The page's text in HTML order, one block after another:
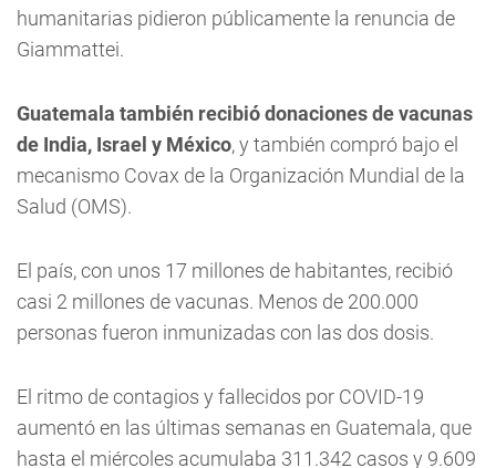
humanitarias pidieron públicamente la renuncia de
Giammattei.
Guatemala también recibió donaciones de vacunas
de India, Israel y México, y también compró bajo el
mecanismo Covax de la Organización Mundial de la
Salud (OMS).
El país, con unos 17 millones de habitantes, recibió
casi 2 millones de vacunas. Menos de 200.000
personas fueron inmunizadas con las dos dosis.
El ritmo de contagios y fallecidos por COVID-19
aumentó en las últimas semanas en Guatemala, que
hasta el miércoles acumulaba 311.342 casos y 9.609